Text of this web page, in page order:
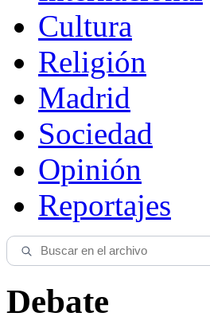
Cultura
Religión
Madrid
Sociedad
Opinión
Reportajes
Debate